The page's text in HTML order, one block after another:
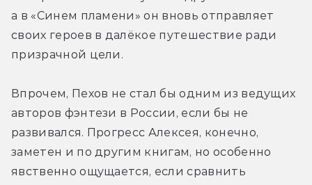
а в «Синем пламени» он вновь отправляет
своих героев в далёкое путешествие ради
призрачной цели.
Впрочем, Пехов не стал бы одним из ведущих
авторов фэнтези в России, если бы не
развивался. Прогресс Алексея, конечно,
заметен и по другим книгам, но особенно
явственно ощущается, если сравнить